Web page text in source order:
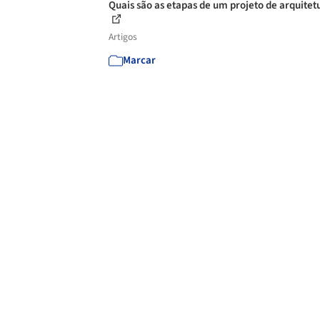
Quais são as etapas de um projeto de
Artigos
Marcar